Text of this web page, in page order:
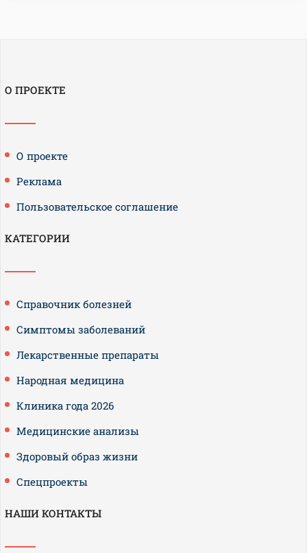
О ПРОЕКТЕ
О проекте
Реклама
Пользовательское соглашение
КАТЕГОРИИ
Справочник болезней
Симптомы заболеваний
Лекарственные препараты
Народная медицина
Клиника года 2026
Медицинские анализы
Здоровый образ жизни
Спецпроекты
НАШИ КОНТАКТЫ